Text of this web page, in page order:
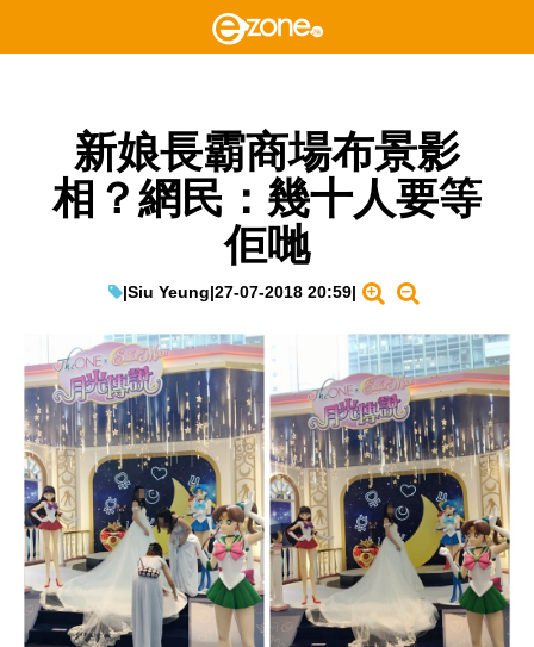
新娘長霸商場布景影
相？網民：幾十人要等
佢哋
|Siu Yeung|27-07-2018 20:59|